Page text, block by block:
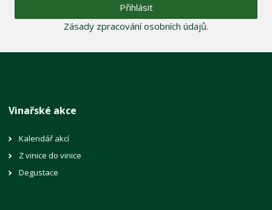
Přihlásit
Zásady zpracování osobních údajů.
Vinařské akce
Kalendář akcí
Z vinice do vinice
Degustace